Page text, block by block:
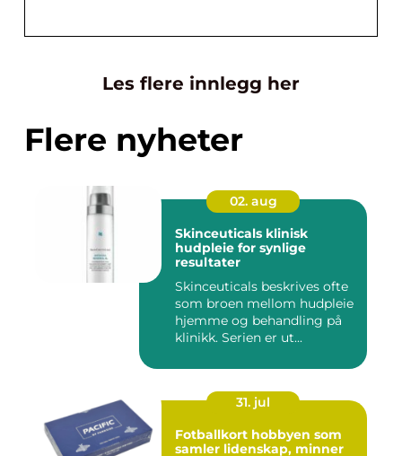
Les flere innlegg her
Flere nyheter
02. aug
Skinceuticals klinisk
hudpleie for synlige
resultater
Skinceuticals beskrives ofte
som broen mellom hudpleie
hjemme og behandling på
klinikk. Serien er ut...
31. jul
Fotballkort hobbyen som
samler lidenskap, minner